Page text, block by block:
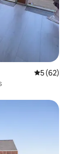
Note
5 (62)